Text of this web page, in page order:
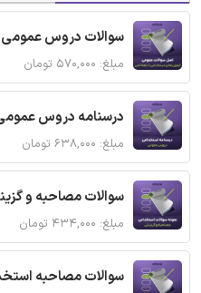
سوالات دروس عمومی
مبلغ: ۵۷۰,۰۰۰ تومان
درسنامه دروس
مبلغ: ۶۳۸,۰۰۰ تومان
سوالات مصاحبه و
مبلغ: ۴۳۴,۰۰۰ تومان
سوالات مصاحبه